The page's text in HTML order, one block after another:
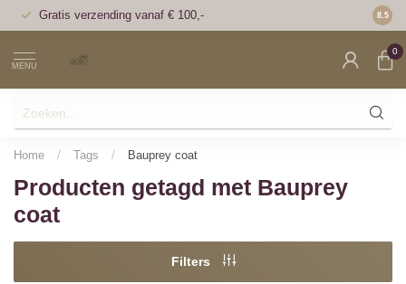
Gratis verzending vanaf € 100,- Voor
8.5
MENU
0
Home / Tags / Bauprey coat
Producten getagd met Bauprey
coat
Filters